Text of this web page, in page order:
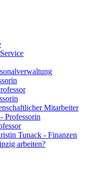
Mitarbeiter
Professorin
Tunack - Finanzen
arbeiten?